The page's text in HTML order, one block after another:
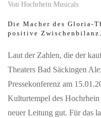
Von Hochrhein Musicals
Die Macher des Gloria-
positive Zwischenbilanz.
Laut der Zahlen, die der
Theaters Bad Säckingen
Pressekonferenz am
Kulturtempel des Hochrhein
neuer Leitung gut. Für das